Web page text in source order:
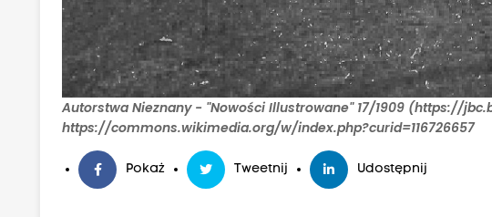
Autorstwa Nieznany - "Nowości Illustrowane" 17/1909 (https://
https://commons.wikimedia.org/w/index.php?curid=116726657
Pokaż Tweetnij Udostępnij